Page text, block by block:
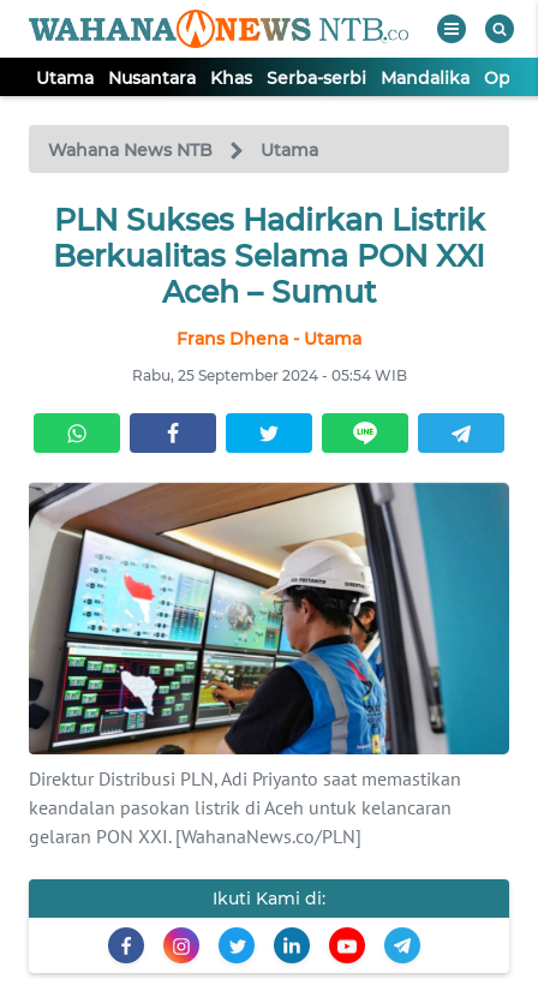
Utama Nusantara Khas Serba-serbi Mandalika Opini
Wahana News NTB Utama
PLN Sukses Hadirkan Listrik
Berkualitas Selama PON XXI
Aceh – Sumut
Frans Dhena - Utama
Rabu, 25 September 2024 - 05:54 WIB
Direktur Distribusi PLN, Adi Priyanto saat memastikan
keandalan pasokan listrik di Aceh untuk kelancaran
gelaran PON XXI. [WahanaNews.co/PLN]
Ikuti Kami di:
TV
Tutup
UTAMA
SERBA-
SERBI
MANDALIKA
OPINI
Informasi
INDEKS
BERITA
KONTAK
KAMI